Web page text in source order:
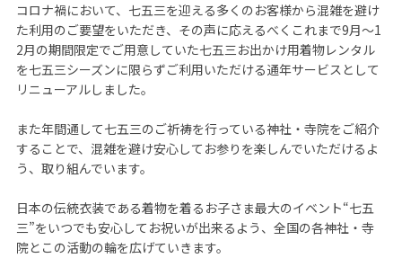
コロナ禍において、七五三を迎える多くのお客様から混雑を避け
た利用のご要望をいただき、その声に応えるべくこれまで9月～1
2月の期間限定でご用意していた七五三お出かけ用着物レンタル
を七五三シーズンに限らずご利用いただける通年サービスとして
リニューアルしました。
また年間通して七五三のご祈祷を行っている神社・寺院をご紹介
することで、混雑を避け安心してお参りを楽しんでいただけるよ
う、取り組んでいます。
日本の伝統衣装である着物を着るお子さま最大のイベント“七五
三”をいつでも安心してお祝いが出来るよう、全国の各神社・寺
院とこの活動の輪を広げていきます。